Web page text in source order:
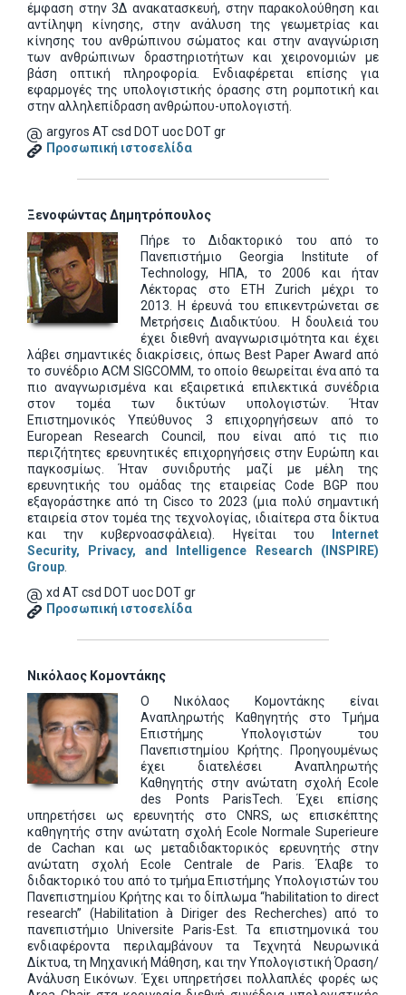
έμφαση στην 3Δ ανακατασκευή, στην παρακολούθηση και
αντίληψη κίνησης, στην ανάλυση της γεωμετρίας και
κίνησης του ανθρώπινου σώματος και στην αναγνώριση
των ανθρώπινων δραστηριοτήτων και χειρονομιών με
βάση οπτική πληροφορία. Ενδιαφέρεται επίσης για
εφαρμογές της υπολογιστικής όρασης στη ρομποτική και
στην αλληλεπίδραση ανθρώπου-υπολογιστή.
argyros AT csd DOT uoc DOT gr
Προσωπική ιστοσελίδα
Ξενοφώντας Δημητρόπουλος
Πήρε το Διδακτορικό του από το
Πανεπιστήμιο Georgia Institute of
Technology, ΗΠΑ, το 2006και ήταν
Λέκτορας στο ETH Zurich μέχρι το
2013 . Η έρευνά του επικεντρώνεται σε
Μετρήσεις Διαδικτύου.
Η δουλειά του
έχει διεθνή αναγνωρισιμότητα και έχει
λάβει σημαντικές διακρίσεις, όπως Best Paper Award από
το συνέδριο ACM SIGCOMM, το οποίο θεωρείται ένα από τα
πιο αναγνωρισμένα και εξαιρετικά επιλεκτικά συνέδρια
στον τομέα των δικτύων υπολογιστών. Ήταν
Επιστημονικός Υπεύθυνος 3 επιχορηγήσεων από το
European Research Council, που είναι από τις πιο
περιζήτητες ερευνητικές επιχορηγήσεις στην Ευρώπη και
παγκοσμίως. Ήταν συνιδρυτής μαζί με μέλη της
ερευνητικής του ομάδας της εταιρείας Code BGP που
εξαγοράστηκε από τη Cisco το 2023 (μια πολύ σημαντική
εταιρεία στον τομέα της τεχνολογίας, ιδιαίτερα στα δίκτυα
και την κυβερνοασφάλεια).
Ηγείται του
Internet
Security, Privacy, and Intelligence Research (INSPIRE)
Group
xd AT csd DOT uoc DOT gr
Προσωπική ιστοσελίδα
Νικόλαος Κομοντάκης
Ο Νικόλαος Κομοντάκης είναι
Αναπληρωτής Καθηγητής στο Τμήμα
Επιστήμης Υπολογιστών του
Πανεπιστημίου Κρήτης. Προηγουμένως
έχει διατελέσει Αναπληρωτής
Καθηγητής στην ανώτατη σχολή Ecole
des Ponts ParisTech. Έχει επίσης
υπηρετήσει ως ερευνητής στο CNRS, ως επισκέπτης
καθηγητής στην ανώτατη σχολή Ecole Normale Superieure
de Cachan και ως μεταδιδακτορικός ερευνητής στην
ανώτατη σχολή Ecole Centrale de Paris. Έλαβε το
διδακτορικό του από το τμήμα Επιστήμης Υπολογιστών του
Πανεπιστημίου Κρήτης και το δίπλωμα “habilitation to direct
research” (Habilitation à Diriger des Recherches) από το
πανεπιστήμιο Universite Paris-Est. Τα επιστημονικά του
ενδιαφέροντα περιλαμβάνουν τα Τεχνητά Νευρωνικά
Δίκτυα, τη Μηχανική Μάθηση, και την Υπολογιστική Όραση/
Ανάλυση Εικόνων. Έχει υπηρετήσει πολλαπλές φορές ως